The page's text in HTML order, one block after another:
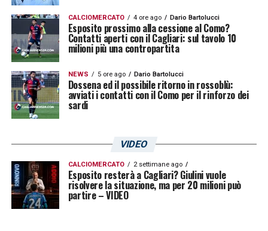
CALCIOMERCATO 4 ore ago Dario Bartolucci
Esposito prossimo alla cessione al Como?
Contatti aperti con il Cagliari: sul tavolo 10
milioni più una contropartita
NEWS 5 ore ago Dario Bartolucci
Dossena ed il possibile ritorno in rossoblù:
avviati i contatti con il Como per il rinforzo dei
sardi
VIDEO
CALCIOMERCATO 2 settimane ago
Esposito resterà a Cagliari? Giulini vuole
risolvere la situazione, ma per 20 milioni può
partire – VIDEO